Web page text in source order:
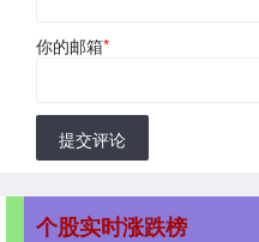
你的邮箱*
提交评论
个股实时涨跌榜